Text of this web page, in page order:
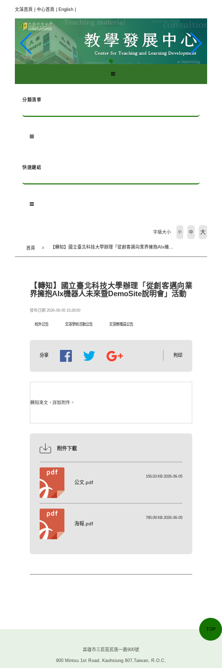
文藻首頁 | 中心首頁 | English |
分類清單
快速鏈結
首頁 【轉知】國立臺北科技大學辦理「從創客邁向業界擁抱AIx機器人未來暨DemoSite說明會」活動
字級大小 小 中 大
【轉知】國立臺北科技大學辦理「從創客邁向業
界擁抱AIx機器人未來暨DemoSite說明會」活動
發布日期 2026-06-05 15:28:00
校外公告 文藻學術活動公告 文藻教職員公告
分享 列印
轉知來文，詳如附件。
附件下載
公文.pdf
156.03 KB 2026-06-05
海報.pdf
785.09 KB 2026-06-05
高雄市三民區民族一路900號
900 Mintsu 1st Road, Kaohsiung 807,Taiwan, R.O.C.
TOP